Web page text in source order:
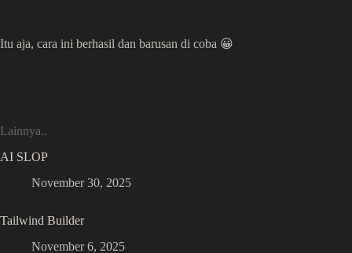
Itu aja, cara ini berhasil dan barusan di coba 😀
Lainnya..
AI SLOP
November 30, 2025
Tailwind Builder
November 6, 2025